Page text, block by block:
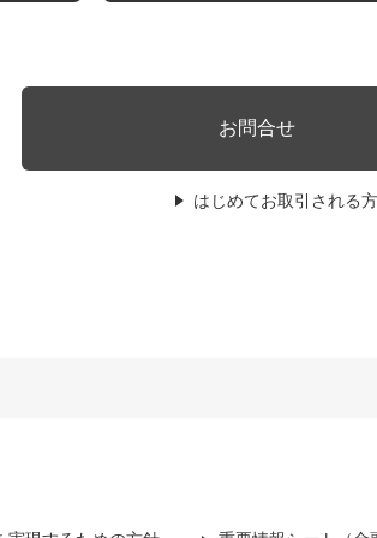
お問合せ
はじめてお取引される方